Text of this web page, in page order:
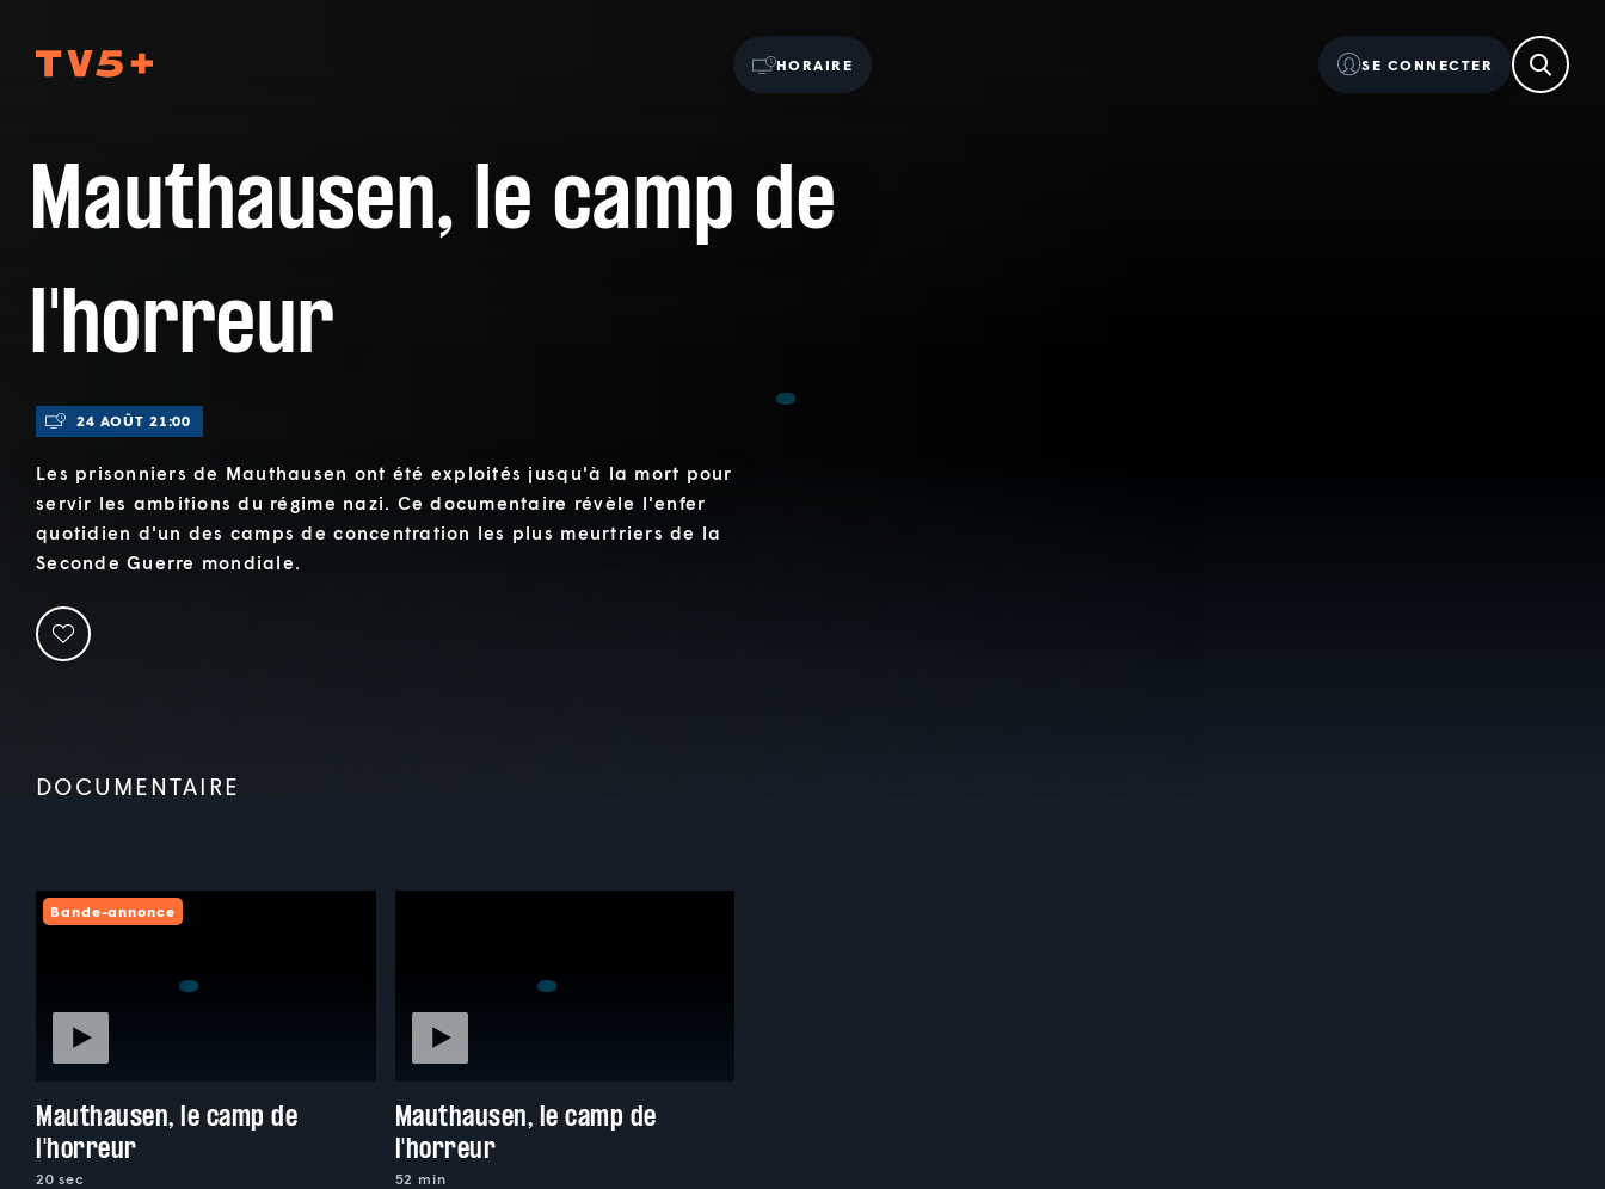
HORAIRE SE CONNECTER
Mauthausen, le camp de
l'horreur
24 AOÛT 21:00
Les prisonniers de Mauthausen ont été exploités jusqu'à la mort pour
servir les ambitions du régime nazi. Ce documentaire révèle l'enfer
quotidien d'un des camps de concentration les plus meurtriers de la
Seconde Guerre mondiale.
DOCUMENTAIRE
Bande-annonce
Mauthausen, le camp de
l'horreur
20 sec
Mauthausen, le camp de
l'horreur
52 min